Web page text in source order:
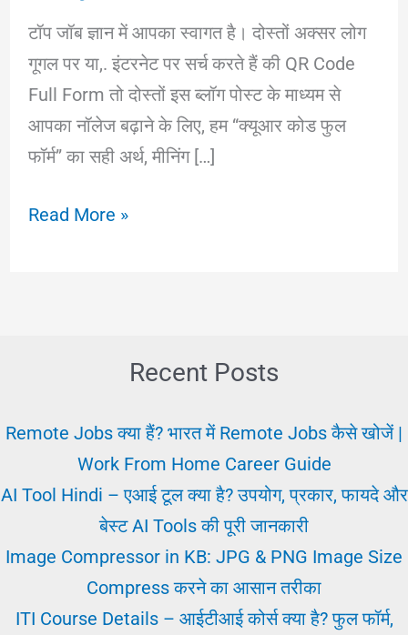
टॉप जॉब ज्ञान में आपका स्वागत है। दोस्तों अक्सर लोग
गूगल पर या,. इंटरनेट पर सर्च करते हैं की QR Code
Full Form तो दोस्तों इस ब्लॉग पोस्ट के माध्यम से
आपका नॉलेज बढ़ाने के लिए, हम “क्यूआर कोड फुल
फॉर्म” का सही अर्थ, मीनिंग […]
QR
QR
क्या
कैसे
और
Read More »
Recent Posts
Remote Jobs क्या हैं? भारत में Remote Jobs कैसे खोजें |
Work From Home Career Guide
AI Tool Hindi – एआई टूल क्या है? उपयोग, प्रकार, फायदे और
बेस्ट AI Tools की पूरी जानकारी
Image Compressor in KB: JPG & PNG Image Size
Compress करने का आसान तरीका
ITI Course Details – आईटीआई कोर्स क्या है? फुल फॉर्म,